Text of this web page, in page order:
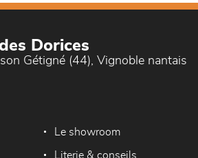
Dorices
Gétigné (44), Vignoble nantais
Le showroom
Literie & conseils